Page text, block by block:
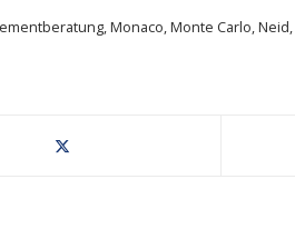
,Monaco,Monte Carlo,Neid,